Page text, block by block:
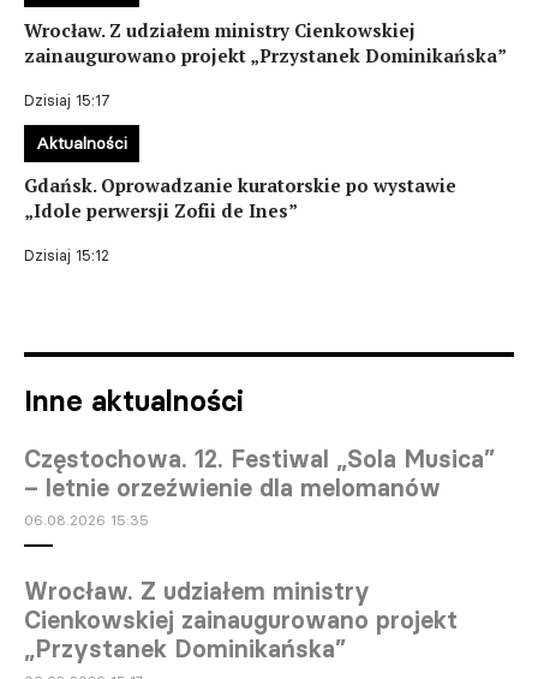
Wrocław. Z udziałem ministry Cienkowskiej
zainaugurowano projekt „Przystanek Dominikańska”
Dzisiaj 15:17
Gdańsk. Oprowadzanie kuratorskie po wystawie
„Idole perwersji Zofii de Ines”
Dzisiaj 15:12
Aktualności
Inne aktualności
Częstochowa. 12. Festiwal „Sola Musica”
– letnie orzeźwienie dla melomanów
06.08.2026 15:35
Wrocław. Z udziałem ministry
Cienkowskiej zainaugurowano projekt
„Przystanek Dominikańska”